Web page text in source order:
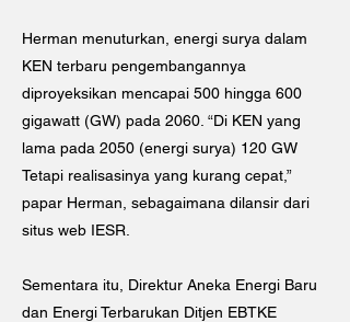
Herman menuturkan, energi surya dalam
KEN terbaru pengembangannya
diproyeksikan mencapai 500 hingga 600
gigawatt (GW) pada 2060. “Di KEN yang
lama pada 2050 (energi surya) 120 GW
Tetapi realisasinya yang kurang cepat,”
papar Herman, sebagaimana dilansir dari
situs web IESR.
Sementara itu, Direktur Aneka Energi Baru
dan Energi Terbarukan Ditjen EBTKE